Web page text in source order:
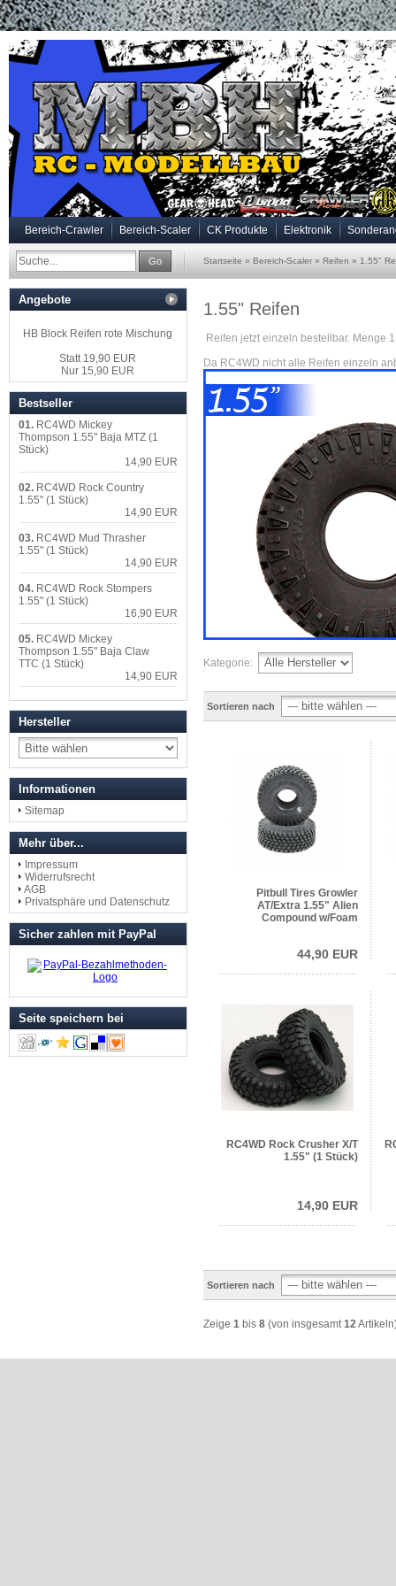
Bereich-Crawler Bereich-Scaler CK Produkte Elektronik
Go Startseite » Bereich-Scaler » Reifen » 1.55"
1.55" Reifen
Reifen jetzt einzeln bestellbar. Menge
Da RC4WD nicht alle Reifen einzeln
Kategorie:
Sortieren nach
Pitbull Tires Growler
AT/Extra 1.55" Alien
Compound w/Foam
44,90 EUR
RC4WD Rock Crusher X/T
1.55" (1 Stück)
14,90 EUR
Sortieren nach
Zeige 1 bis 8 (von insgesamt 12
Angebote
HB Block Reifen rote Mischung
Statt 19,90 EUR
Nur 15,90 EUR
Bestseller
01. RC4WD Mickey
Thompson 1.55" Baja MTZ (1
Stück)
14,90 EUR
02. RC4WD Rock Country
1.55" (1 Stück)
14,90 EUR
03. RC4WD Mud Thrasher
1.55" (1 Stück)
14,90 EUR
04. RC4WD Rock Stompers
1.55" (1 Stück)
16,90 EUR
05. RC4WD Mickey
Thompson 1.55" Baja Claw
TTC (1 Stück)
14,90 EUR
Hersteller
Informationen
Sitemap
Mehr über...
Impressum
Widerrufsrecht
AGB
Privatsphäre und Datenschutz
Sicher zahlen mit PayPal
Seite speichern bei